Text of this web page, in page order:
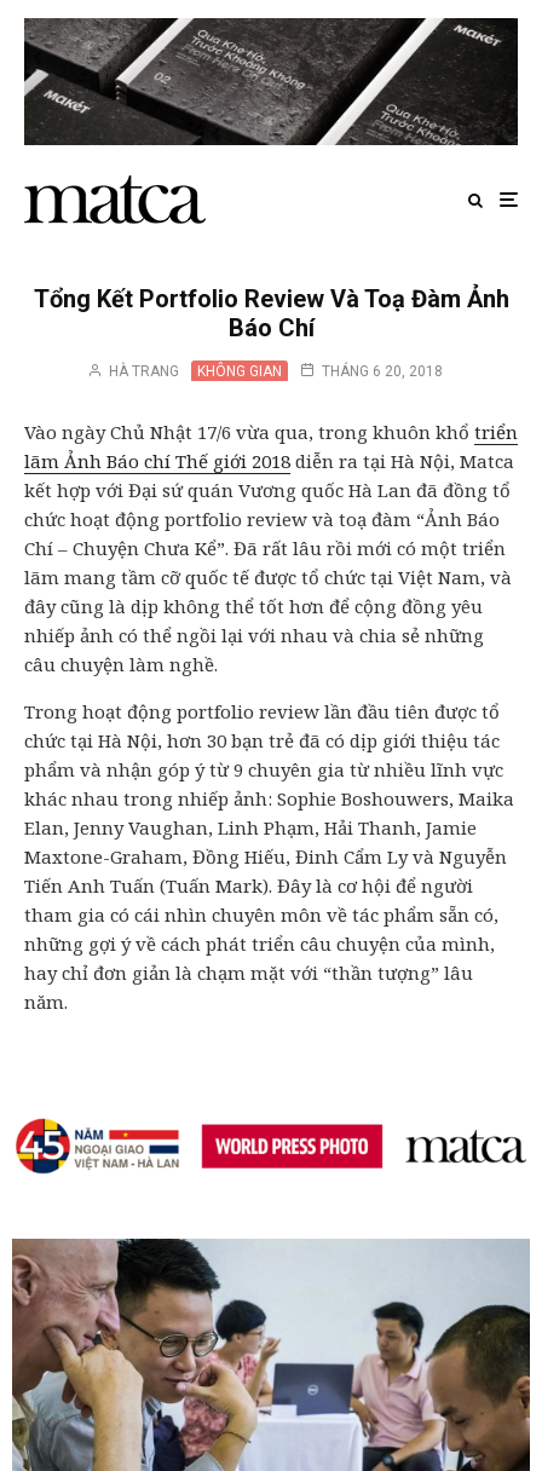
Tổng Kết Portfolio Review Và Toạ Đàm Ảnh
Báo Chí
HÀ TRANG KHÔNG GIAN THÁNG 6 20, 2018
Vào ngày Chủ Nhật 17/6 vừa qua, trong khuôn khổ triển
lãm Ảnh Báo chí Thế giới 2018 diễn ra tại Hà Nội, Matca
kết hợp với Đại sứ quán Vương quốc Hà Lan đã đồng tổ
chức hoạt động portfolio review và toạ đàm “Ảnh Báo
Chí – Chuyện Chưa Kể”. Đã rất lâu rồi mới có một triển
lãm mang tầm cỡ quốc tế được tổ chức tại Việt Nam, và
đây cũng là dịp không thể tốt hơn để cộng đồng yêu
nhiếp ảnh có thể ngồi lại với nhau và chia sẻ những
câu chuyện làm nghề.
Trong hoạt động portfolio review lần đầu tiên được tổ
chức tại Hà Nội, hơn 30 bạn trẻ đã có dịp giới thiệu tác
phẩm và nhận góp ý từ 9 chuyên gia từ nhiều lĩnh vực
khác nhau trong nhiếp ảnh: Sophie Boshouwers, Maika
Elan, Jenny Vaughan, Linh Phạm, Hải Thanh, Jamie
Maxtone-Graham, Đồng Hiếu, Đinh Cẩm Ly và Nguyễn
Tiến Anh Tuấn (Tuấn Mark). Đây là cơ hội để người
tham gia có cái nhìn chuyên môn về tác phẩm sẵn có,
những gợi ý về cách phát triển câu chuyện của mình,
hay chỉ đơn giản là chạm mặt với “thần tượng” lâu
năm.